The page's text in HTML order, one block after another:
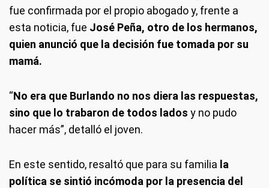
fue confirmada por el propio abogado y, frente a
esta noticia, fue José Peña, otro de los hermanos,
quien anunció que la decisión fue tomada por su
mamá.
“No era que Burlando no nos diera las respuestas,
sino que lo trabaron de todos lados y no pudo
hacer más”, detalló el joven.
En este sentido, resaltó que para su familia la
política se sintió incómoda por la presencia del